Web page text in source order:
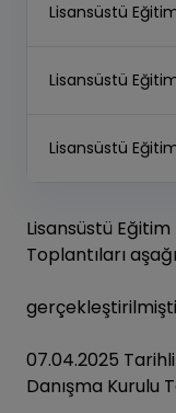
Lisansüstü
Lisansüstü
Lisansüstü
Lisansüstü
Toplantıları
07.04.2025
Danışma Kurulu